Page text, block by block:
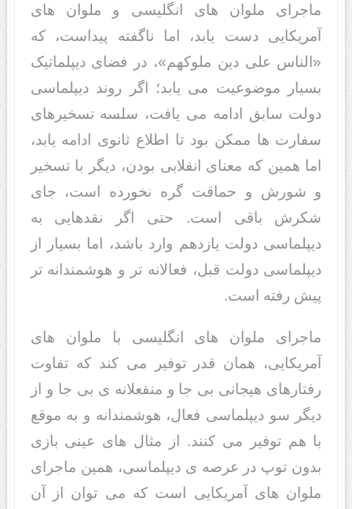
ماجرای ملوان های انگلیسی و ملوان های
آمریکایی دست یابد، اما ناگفته پیداست، که
«الناس علی دین ملوکهم»، در فضای دیپلماتیک
بسیار موضوعیت می یابد؛ اگر روند دیپلماسی
دولت سابق ادامه می یافت، سلسه تسخیرهای
سفارت ها ممکن بود تا اطلاع ثانوی ادامه یابد،
اما همین که معنای انقلابی بودن، دیگر با تسخیر
و شورش و حماقت گره نخورده است، جای
شکرش باقی است. حتی اگر نقدهایی به
دیپلماسی دولت یازدهم وارد باشد، اما بسیار از
دیپلماسی دولت قبل، فعالانه تر و هوشمندانه تر
پیش رفته است.
ماجرای ملوان های انگلیسی با ملوان های
آمریکایی، همان قدر توفیر می کند که تفاوت
رفتارهای هیجانی بی جا و منفعلانه ی بی جا و از
دیگر سو دیپلماسی فعال، هوشمندانه و به موقع
با هم توفیر می کنند. از مثال های عینی بازی
بدون توپ در عرصه ی دیپلماسی، همین ماجرای
ملوان های آمریکایی است که می توان از آن